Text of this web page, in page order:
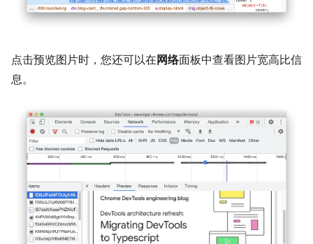
点击预览图片时，您还可以在 网络面板中查看图片宽高比信
息。